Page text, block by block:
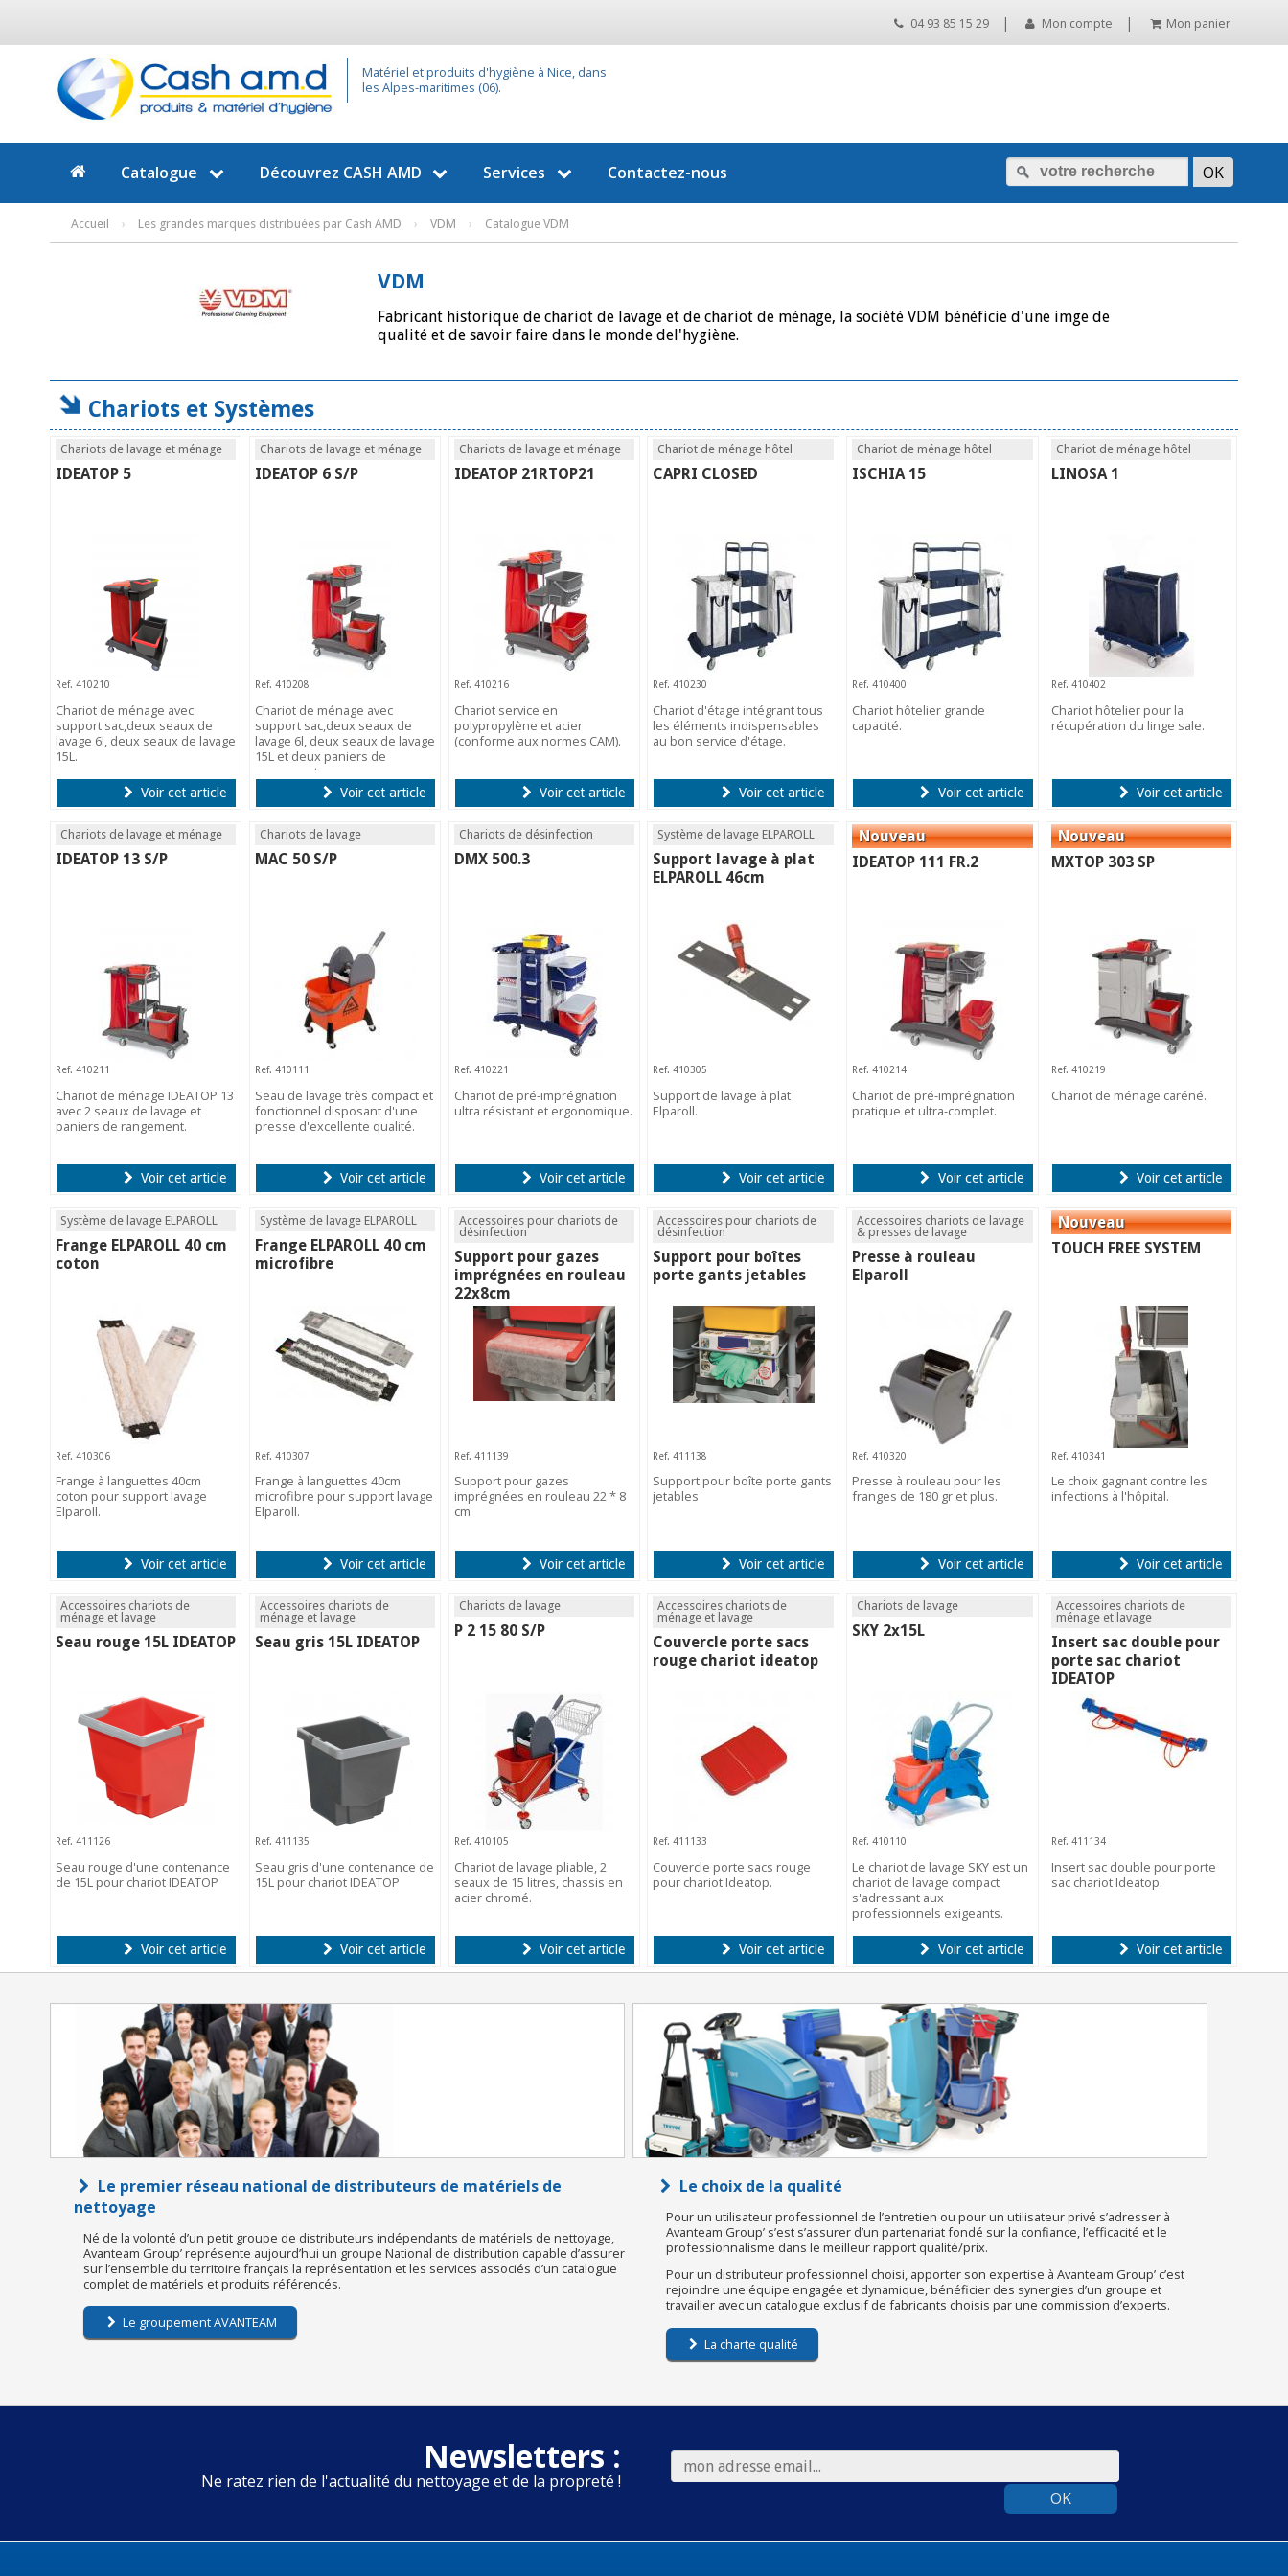
04 93 85 15 29 | Mon compte | Mon panier
Matériel et produits d'hygiène à Nice, dans
les Alpes-maritimes (06).
Catalogue Découvrez CASH AMD Services Contactez-nous
Accueil › Les grandes marques distribuées par Cash AMD › VDM › Catalogue VDM
VDM
Fabricant historique de chariot de lavage et de chariot de ménage, la société VDM bénéficie d'une imge de
qualité et de savoir faire dans le monde del'hygiène.
Chariots et Systèmes
Chariots de lavage et ménage
IDEATOP 5
Ref. 410210
Chariot de ménage avec
support sac,deux seaux de
lavage 6l, deux seaux de lavage
15L.
Voir cet article
Chariots de lavage et ménage
IDEATOP 6 S/P
Ref. 410208
Chariot de ménage avec
support sac,deux seaux de
lavage 6l, deux seaux de lavage
15L et deux paniers de
rangement.
Voir cet article
Chariots de lavage et ménage
IDEATOP 21RTOP21
Ref. 410216
Chariot service en
polypropylène et acier
(conforme aux normes CAM).
Voir cet article
Chariot de ménage hôtel
CAPRI CLOSED
Ref. 410230
Chariot d'étage intégrant tous
les éléments indispensables
au bon service d'étage.
Voir cet article
Chariot de ménage hôtel
ISCHIA 15
Ref. 410400
Chariot hôtelier grande
capacité.
Voir cet article
Chariot de ménage hôtel
LINOSA 1
Ref. 410402
Chariot hôtelier pour la
récupération du linge sale.
Voir cet article
Chariots de lavage et ménage
IDEATOP 13 S/P
Ref. 410211
Chariot de ménage IDEATOP 13
avec 2 seaux de lavage et
paniers de rangement.
Voir cet article
Chariots de lavage
MAC 50 S/P
Ref. 410111
Seau de lavage très compact et
fonctionnel disposant d'une
presse d'excellente qualité.
Voir cet article
Chariots de désinfection
DMX 500.3
Ref. 410221
Chariot de pré-imprégnation
ultra résistant et ergonomique.
Voir cet article
Système de lavage ELPAROLL
Support lavage à plat
ELPAROLL 46cm
Ref. 410305
Support de lavage à plat
Elparoll.
Voir cet article
IDEATOP 111 FR.2
Ref. 410214
Chariot de pré-imprégnation
pratique et ultra-complet.
Voir cet article
MXTOP 303 SP
Ref. 410219
Chariot de ménage caréné.
Voir cet article
Système de lavage ELPAROLL
Frange ELPAROLL 40 cm
coton
Ref. 410306
Frange à languettes 40cm
coton pour support lavage
Elparoll.
Voir cet article
Système de lavage ELPAROLL
Frange ELPAROLL 40 cm
microfibre
Ref. 410307
Frange à languettes 40cm
microfibre pour support lavage
Elparoll.
Voir cet article
Accessoires pour chariots de
désinfection
Support pour gazes
imprégnées en rouleau
22x8cm
Ref. 411139
Support pour gazes
imprégnées en rouleau 22 * 8
cm
Voir cet article
Accessoires pour chariots de
désinfection
Support pour boîtes
porte gants jetables
Ref. 411138
Support pour boîte porte gants
jetables
Voir cet article
Accessoires chariots de lavage
& presses de lavage
Presse à rouleau
Elparoll
Ref. 410320
Presse à rouleau pour les
franges de 180 gr et plus.
Voir cet article
TOUCH FREE SYSTEM
Ref. 410341
Le choix gagnant contre les
infections à l'hôpital.
Voir cet article
Accessoires chariots de
ménage et lavage
Seau rouge 15L IDEATOP
Ref. 411126
Seau rouge d'une contenance
de 15L pour chariot IDEATOP
Voir cet article
Accessoires chariots de
ménage et lavage
Seau gris 15L IDEATOP
Ref. 411135
Seau gris d'une contenance de
15L pour chariot IDEATOP
Voir cet article
Chariots de lavage
P 2 15 80 S/P
Ref. 410105
Chariot de lavage pliable, 2
seaux de 15 litres, chassis en
acier chromé.
Voir cet article
Accessoires chariots de
ménage et lavage
Couvercle porte sacs
rouge chariot ideatop
Ref. 411133
Couvercle porte sacs rouge
pour chariot Ideatop.
Voir cet article
Chariots de lavage
SKY 2x15L
Ref. 410110
Le chariot de lavage SKY est un
chariot de lavage compact
s'adressant aux
professionnels exigeants.
Voir cet article
Accessoires chariots de
ménage et lavage
Insert sac double pour
porte sac chariot
IDEATOP
Ref. 411134
Insert sac double pour porte
sac chariot Ideatop.
Voir cet article
Le premier réseau national de distributeurs de matériels de
nettoyage
Né de la volonté d’un petit groupe de distributeurs indépendants de matériels de nettoyage,
Avanteam Group’ représente aujourd’hui un groupe National de distribution capable d’assurer
sur l’ensemble du territoire français la représentation et les services associés d’un catalogue
complet de matériels et produits référencés.
Le groupement AVANTEAM
Le choix de la qualité
Pour un utilisateur professionnel de l’entretien ou pour un utilisateur privé s’adresser à
Avanteam Group’ s’est s’assurer d’un partenariat fondé sur la confiance, l’efficacité et le
professionnalisme dans le meilleur rapport qualité/prix.
Pour un distributeur professionnel choisi, apporter son expertise à Avanteam Group’ c’est
rejoindre une équipe engagée et dynamique, bénéficier des synergies d’un groupe et
travailler avec un catalogue exclusif de fabricants choisis par une commission d’experts.
La charte qualité
Newsletters :
Ne ratez rien de l'actualité du nettoyage et de la propreté !
OK